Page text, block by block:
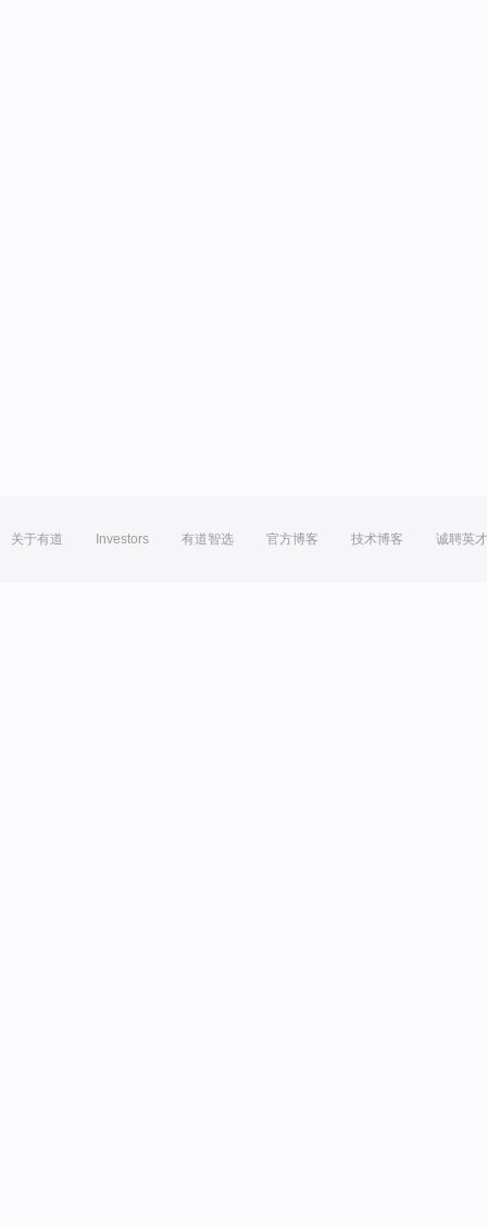
关于有道 Investors 有道智选 官方博客 技术博客 诚聘英才